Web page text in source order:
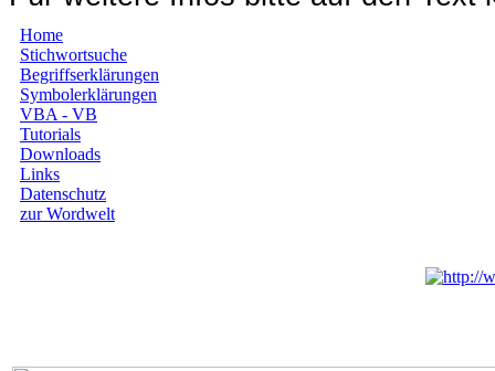
Home
Stichwortsuche
Begriffserklärungen
Symbolerklärungen
VBA - VB
Tutorials
Downloads
Links
Datenschutz
zur Wordwelt